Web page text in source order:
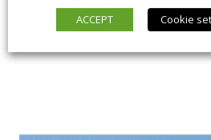
06/26/2026 In Vetrina,Macchine
ACCEPT
Cookie